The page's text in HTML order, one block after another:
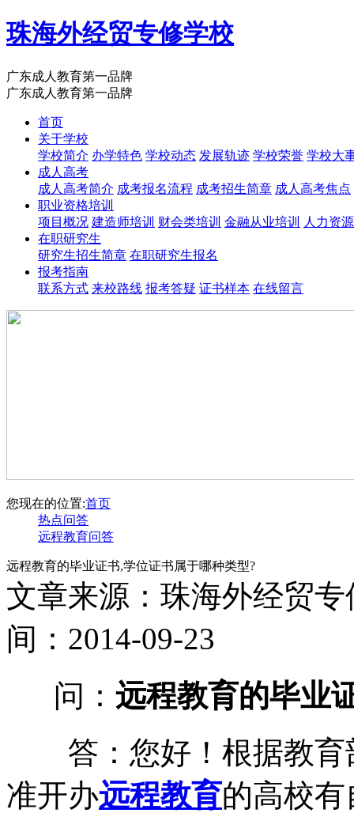
珠海外经贸专修学校
广东成人教育第一品牌
广东成人教育第一品牌
首页
关于学校
学校简介 办学特色 学校动态 发展轨迹 学校荣誉 学校大
成人高考
成人高考简介 成考报名流程 成考招生简章 成人高考焦点
职业资格培训
项目概况 建造师培训 财会类培训 金融从业培训
人力资
在职研究生
研究生招生简章 在职研究生报名
报考指南
联系方式 来校路线 报考答疑 证书样本 在线留言
您现在的位置:首页
热点问答
远程教育问答
远程教育的毕业证书,学位证书属于哪种类型?
文章来源：珠海外经贸
间：2014-09-23
问： 远程教育的毕业
答：您好！根据教育
准开办远程教育的高校